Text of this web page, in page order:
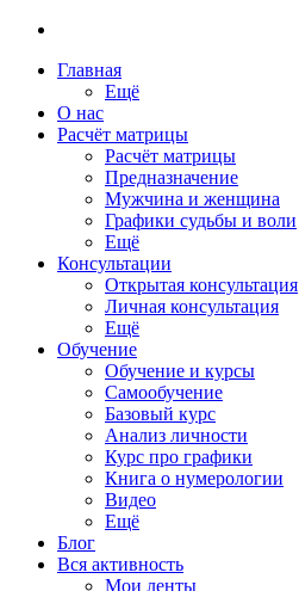
Главная
Ещё
О нас
Расчёт матрицы
Расчёт матрицы
Предназначение
Мужчина и женщина
Графики судьбы и воли
Ещё
Консультации
Открытая консультация
Личная консультация
Ещё
Обучение
Обучение и курсы
Самообучение
Базовый курс
Анализ личности
Курс про графики
Книга о нумерологии
Видео
Ещё
Блог
Вся активность
Мои ленты